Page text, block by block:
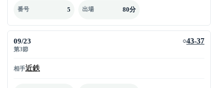
番号 5 出場 80分
09/23
第3節
○43-37
相手近鉄